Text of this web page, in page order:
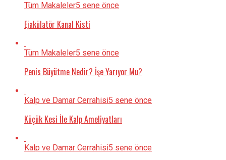
Tüm Makaleler5 sene önce
Ejakülatör Kanal Kisti
Tüm Makaleler5 sene önce
Penis Büyütme Nedir? İşe Yarıyor Mu?
Kalp ve Damar Cerrahisi5 sene önce
Küçük Kesi İle Kalp Ameliyatları
Kalp ve Damar Cerrahisi5 sene önce